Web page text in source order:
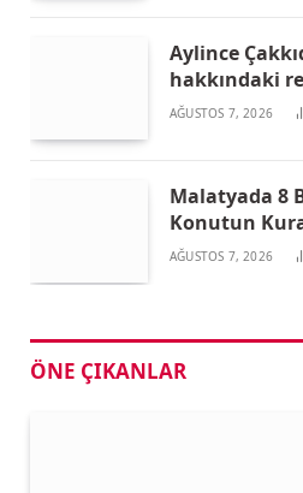
Aylince
hakkındaki
AĞUSTOS 7, 2026
Malatyada 8
Konutun
AĞUSTOS 7, 2026
ÖNE ÇIKANLAR